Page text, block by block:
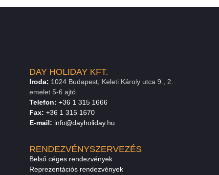
DAY HOLIDAY KFT.
Iroda: 1024 Budapest, Keleti Károly utca 9., 2.
emelet 5-6 ajtó.
Telefon: +36 1 315 1666
Fax: +36 1 315 1670
E-mail: info@dayholiday.hu
RENDEZVÉNYSZERVEZÉS
Belső céges rendezvények
Reprezentációs rendezvények